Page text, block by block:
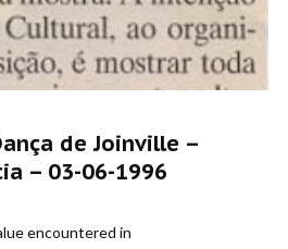
de Joinville –
– 03-06-1996
encountered in